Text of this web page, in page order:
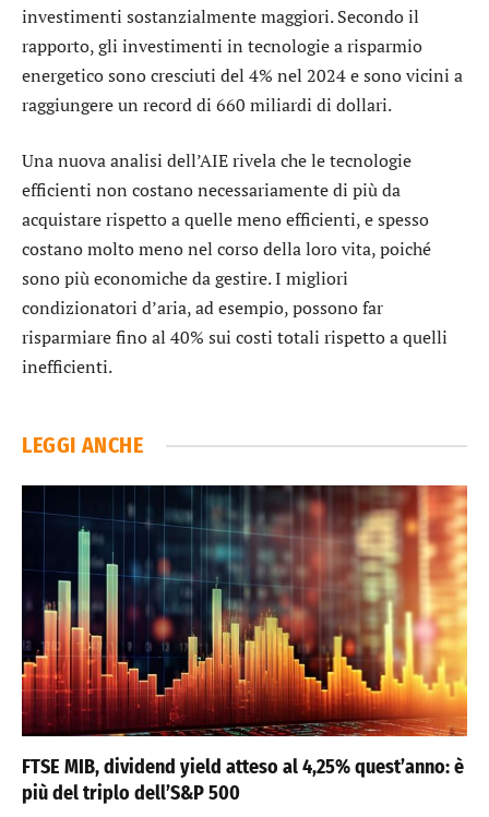
investimenti sostanzialmente maggiori. Secondo il
rapporto, gli investimenti in tecnologie a risparmio
energetico sono cresciuti del 4% nel 2024 e sono vicini a
raggiungere un record di 660 miliardi di dollari.
Una nuova analisi dell’AIE rivela che le tecnologie
efficienti non costano necessariamente di più da
acquistare rispetto a quelle meno efficienti, e spesso
costano molto meno nel corso della loro vita, poiché
sono più economiche da gestire. I migliori
condizionatori d’aria, ad esempio, possono far
risparmiare fino al 40% sui costi totali rispetto a quelli
inefficienti.
LEGGI ANCHE
FTSE MIB, dividend yield atteso al 4,25% quest’anno: è
più del triplo dell’S&P 500